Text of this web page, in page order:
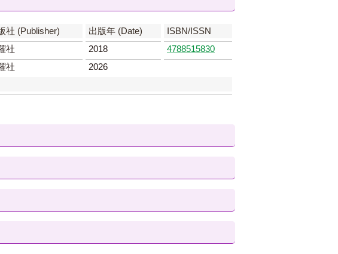
社 (Publisher) 出版年 (Date)
ISBN/ISSN
社 2018
4788515830
社
2026